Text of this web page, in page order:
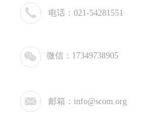
电话：021-54281551
微信：17349738905
邮箱：info@scom.org